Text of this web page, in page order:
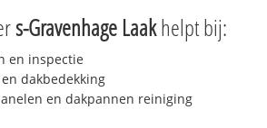
s-Gravenhage Laakhelpt bij:
en inspectie
dakbedekking
en dakpannen reiniging